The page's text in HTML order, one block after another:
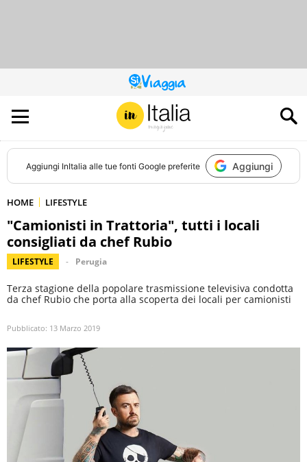
QUESTO
SITO
CONTRIBUISCE
ALL’AUDIENCE
DI
Aggiungi InItalia alle tue fonti Google preferite Aggiungi
HOME LIFESTYLE
"Camionisti in Trattoria", tutti i locali
consigliati da chef Rubio
LIFESTYLE Perugia
Terza stagione della popolare trasmissione televisiva condotta
da chef Rubio che porta alla scoperta dei locali per camionisti
Pubblicato: 13 Marzo 2019